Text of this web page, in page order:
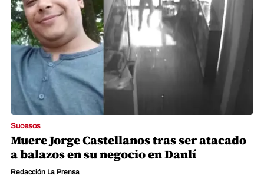
Sucesos
Muere Jorge Castellanos tras ser atacado
a balazos en su negocio en Danlí
Redacción La Prensa